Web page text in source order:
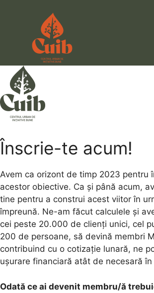
Înscrie-te acum!
Avem ca orizont de timp 2023 pentru
acestor obiective. Ca și până acum,
tine pentru a construi acest viitor în
împreună. Ne-am făcut calculele și
cei peste 20.000 de clienți unici, cel
200 de persoane, să devină membri
contribuind cu o cotizație lunară, ne
ușurare financiară atât de necesară
Odată ce ai devenit membru/ă